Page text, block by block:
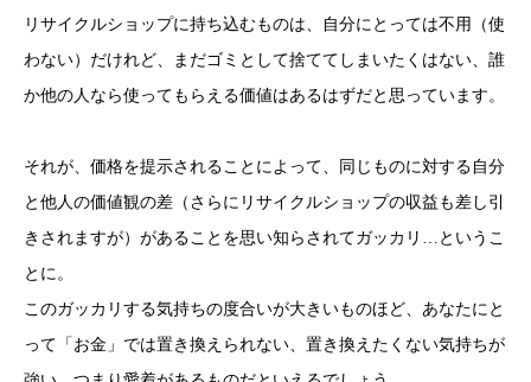
リサイクルショップに持ち込むものは、自分にとっては不用（使
わない）だけれど、まだゴミとして捨ててしまいたくはない、誰
か他の人なら使ってもらえる価値はあるはずだと思っています。
それが、価格を提示されることによって、同じものに対する自分
と他人の価値観の差（さらにリサイクルショップの収益も差し引
きされますが）があることを思い知らされてガッカリ…というこ
とに。
このガッカリする気持ちの度合いが大きいものほど、あなたにと
って「お金」では置き換えられない、置き換えたくない気持ちが